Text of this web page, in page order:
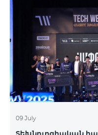
09 July